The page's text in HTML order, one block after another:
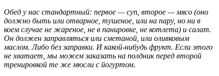
Обед у нас стандартный: первое — суп, второе — мясо (оно
должно быть или отварное, тушеное, или на пару, но ни в
коем случае не жареное, не в панировке, не котлета) и салат.
Он должен заправляться или сметаной, или оливковым
маслом. Либо без заправки. И какой-нибудь фрукт. Если этого
не хватает, мы можем заказать на полдник перед второй
тренировкой те же мюсли с йогуртом.